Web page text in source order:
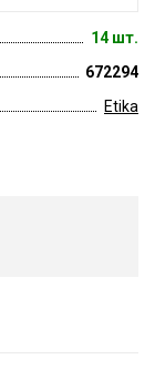
14 шт.
672294
Etika